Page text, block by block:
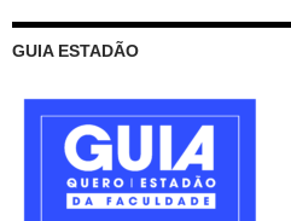
GUIA ESTADÃO